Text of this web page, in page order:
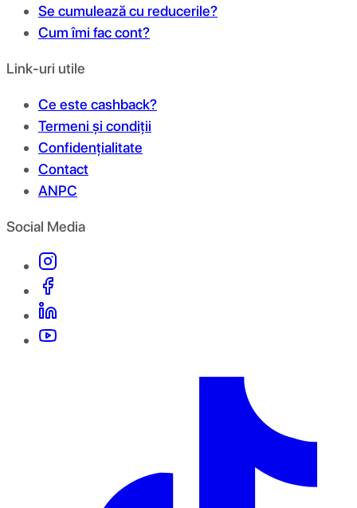
Se cumulează cu reducerile?
Cum îmi fac cont?
Link-uri utile
Ce este cashback?
Termeni și condiții
Confidențialitate
Contact
ANPC
Social Media